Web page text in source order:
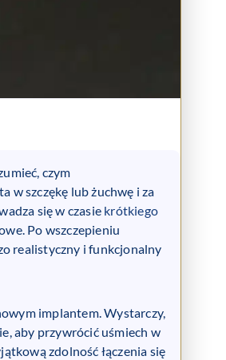
czym
w szczękę lub żuchwę i za
się w czasie krótkiego
Po wszczepieniu
realistyczny i funkcjonalny
implantem. Wystarczy,
aby przywrócić uśmiech w
zdolność łączenia się